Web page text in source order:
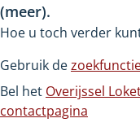
(meer).
Hoe u toch verder
Gebruik de
Bel het Overijssel
contactpagina